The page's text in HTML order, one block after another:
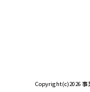
Copyright(c)2026